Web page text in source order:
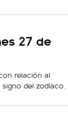
27 de
relación al
del zodíaco.